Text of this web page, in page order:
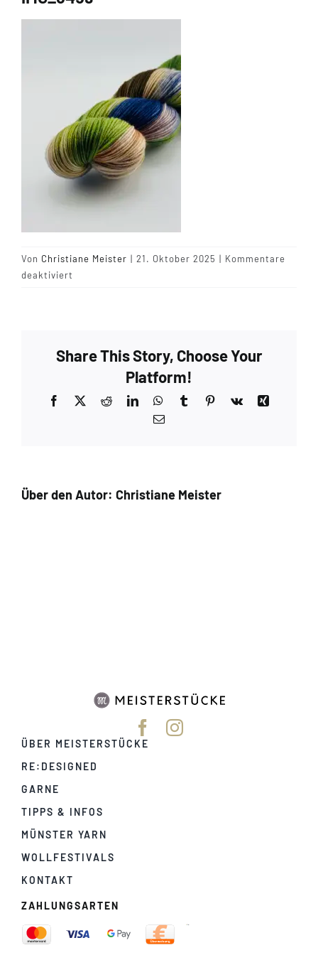
Wollfestivals
Kontakt
Von Christiane Meister | 21. Oktober 2025 | Kommentare
deaktiviert
Share This Story, Choose Your
Platform!
Facebook Reddit LinkedInWhatsApp
TumblrPinterest
Vk
E-
Über den Autor: Christiane Meister
ÜBER MEISTERSTÜCKE
RE:DESIGNED
GARNE
TIPPS & INFOS
MÜNSTER YARN
WOLLFESTIVALS
KONTAKT
ZAHLUNGSARTEN